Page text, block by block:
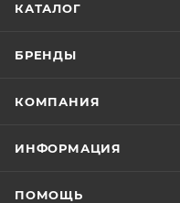
КАТАЛОГ
БРЕНДЫ
КОМПАНИЯ
ИНФОРМАЦИЯ
ПОМОЩЬ